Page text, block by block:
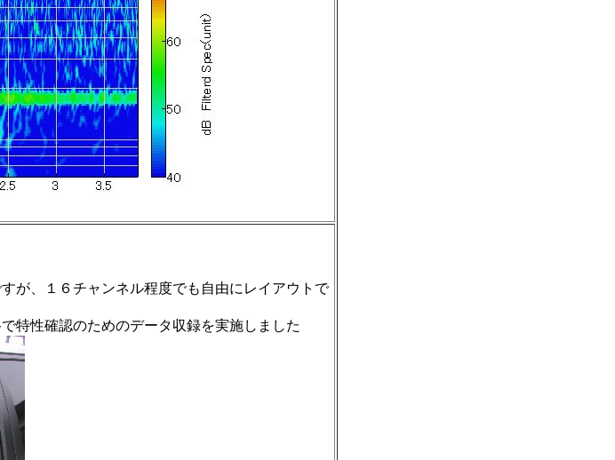
が、１６チャンネル程度でも自由にレイアウトで
特性確認のためのデータ収録を実施しました